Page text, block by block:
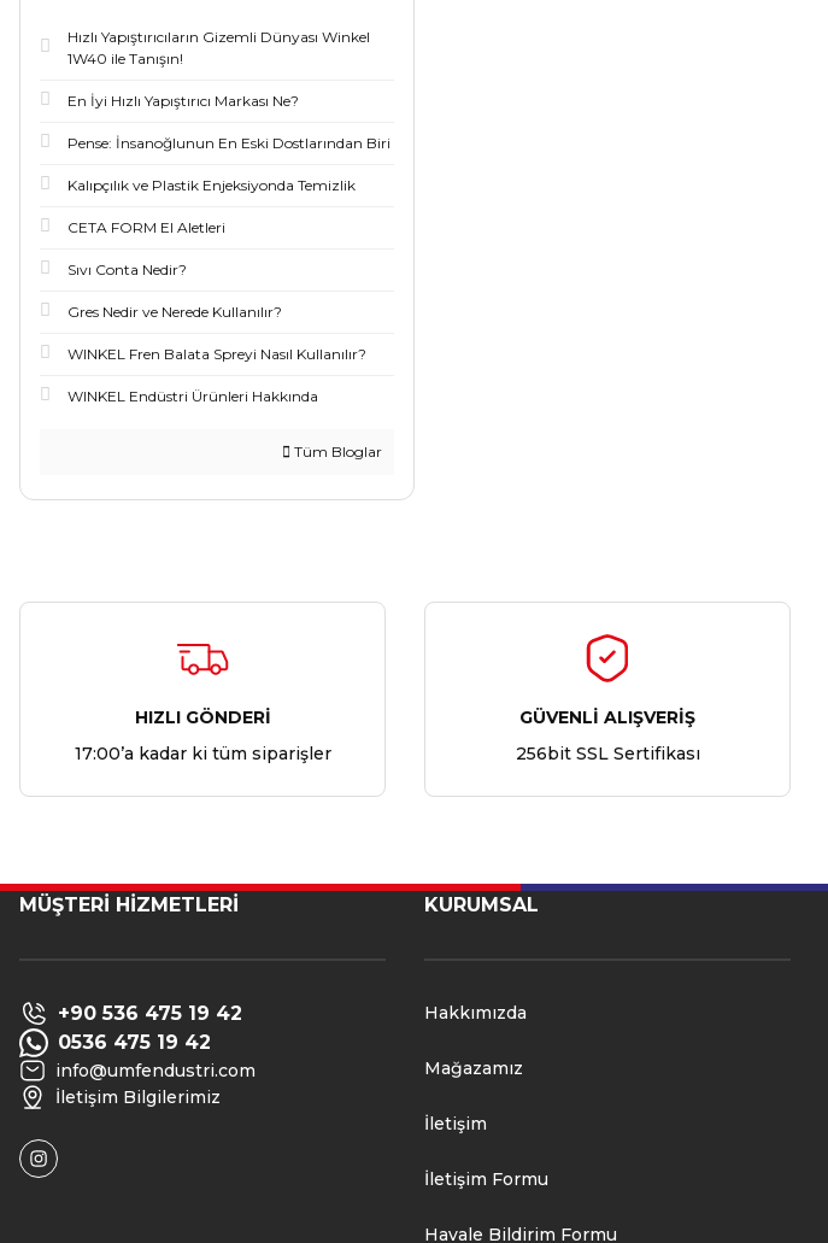
Hızlı Yapıştırıcıların Gizemli Dünyası Winkel
1W40 ile Tanışın!
En İyi Hızlı Yapıştırıcı Markası Ne?
Pense: İnsanoğlunun En Eski Dostlarından Biri
Kalıpçılık ve Plastik Enjeksiyonda Temizlik
CETA FORM El Aletleri
Sıvı Conta Nedir?
Gres Nedir ve Nerede Kullanılır?
WINKEL Fren Balata Spreyi Nasıl Kullanılır?
WINKEL Endüstri Ürünleri Hakkında
Tüm Bloglar
HIZLI GÖNDERİ
17:00’a kadar ki tüm siparişler
GÜVENLİ ALIŞVERİŞ
256bit SSL Sertifikası
MÜŞTERİ HİZMETLERİ
+90 536 475 19 42
0536 475 19 42
info@umfendustri.com
İletişim Bilgilerimiz
KURUMSAL
Hakkımızda
Mağazamız
İletişim
İletişim Formu
Havale Bildirim Formu